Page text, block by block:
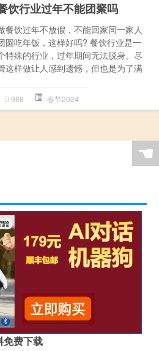
饮行业过年不能团聚吗
餐饮过年不放假，不能回家同一家人
圆吃年饭，这样好吗? 餐饮行业是一
特殊的行业，过年期间无法脱身。尽
这样做让人感到遗憾，但也是为了满
988 春节2024
☚
免费下载